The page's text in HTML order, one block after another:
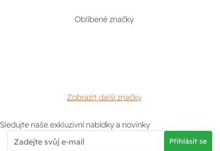
Oblíbené značky
Zobrazit další značky
Sledujte naše exkluzivní nabídky a novinky
Přihlásit se